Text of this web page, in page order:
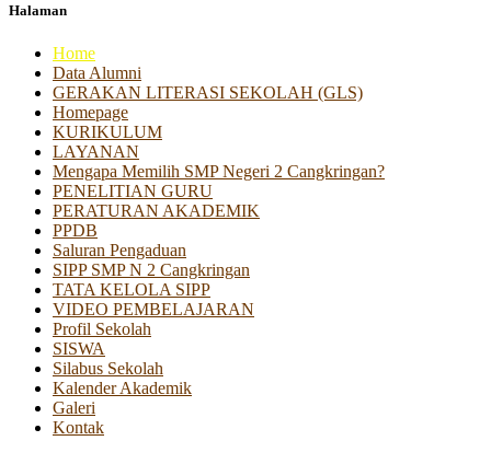
Halaman
Home
Data Alumni
GERAKAN LITERASI SEKOLAH (GLS)
Homepage
KURIKULUM
LAYANAN
Mengapa Memilih SMP Negeri 2 Cangkringan?
PENELITIAN GURU
PERATURAN AKADEMIK
PPDB
Saluran Pengaduan
SIPP SMP N 2 Cangkringan
TATA KELOLA SIPP
VIDEO PEMBELAJARAN
Profil Sekolah
SISWA
Silabus Sekolah
Kalender Akademik
Galeri
Kontak